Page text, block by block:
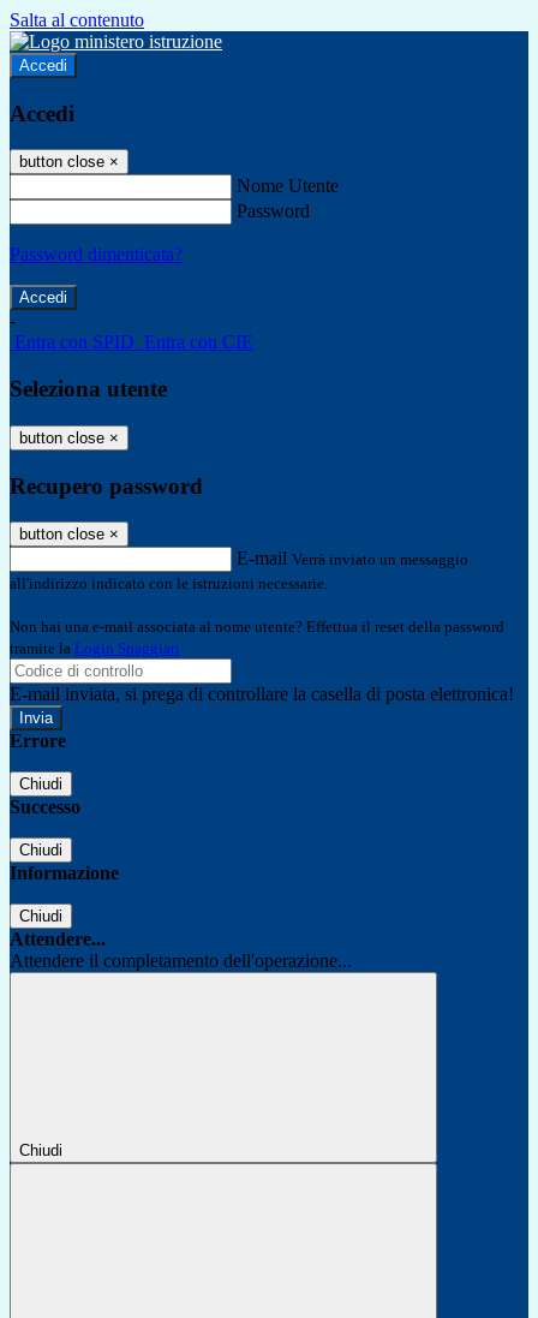
Salta al contenuto
Accedi
Accedi
button close ×
Nome Utente
Password
Password dimenticata?
-
Entra con SPID Entra con CIE
Seleziona utente
button close ×
Recupero password
button close ×
E-mail Verrà inviato un messaggio
all'indirizzo indicato con le istruzioni necessarie.
Non hai una e-mail associata al nome utente? Effettua il reset della password
tramite la Login Spaggiari
E-mail inviata, si prega di controllare la casella di posta elettronica!
Errore
Chiudi
Successo
Chiudi
Informazione
Chiudi
Attendere...
Attendere il completamento dell'operazione...
Chiudi